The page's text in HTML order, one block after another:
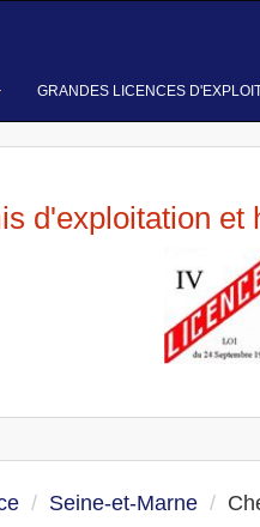
GRANDES LICENCES
d'exploitation et
Seine-et-Marne